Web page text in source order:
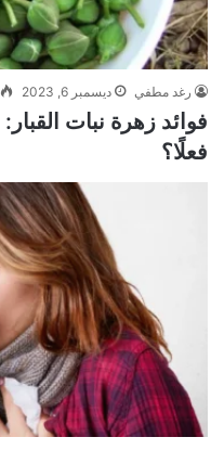
رغد مطفي ديسمبر 6, 2023
فوائد زهرة نبات
فعلًا؟